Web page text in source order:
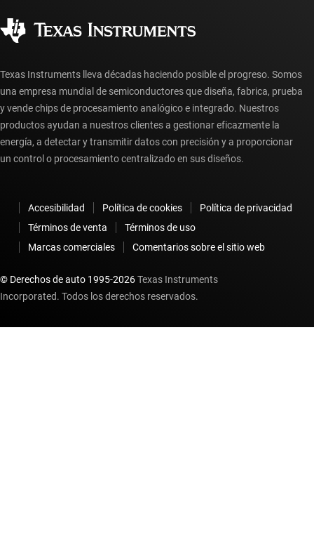
Preguntas frecuentes sobre la cuenta myTI
Texas Instruments lleva décadas haciendo posible el progreso. Somos
una empresa mundial de semiconductores que diseña, fabrica, prueba
y vende chips de procesamiento analógico e integrado. Nuestros
productos ayudan a nuestros clientes a gestionar eficazmente la
energía, a detectar y transmitir datos con precisión y a proporcionar
un control o procesamiento centralizado en sus diseños.
Accesibilidad Política de cookies
Política de privacidad
Términos de venta
Términos de uso
Marcas comerciales
Comentarios sobre el sitio web
© Derechos de auto 1995-2026Texas Instruments
Incorporated. Todos los derechos reservados.